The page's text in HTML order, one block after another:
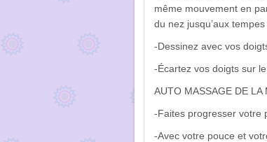
même mouvement en
du nez jusqu’aux tempes
-Dessinez avec vos
-Écartez vos doigts sur
AUTO MASSAGE DE LA
-Faites progresser votre
-Avec votre pouce et